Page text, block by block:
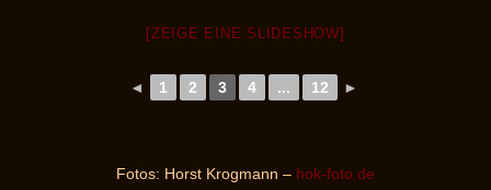
[ZEIGE EINE SLIDESHOW]
◄ 1 2 3 4 ... 12 ►
Fotos: Horst Krogmann – hok-foto.de